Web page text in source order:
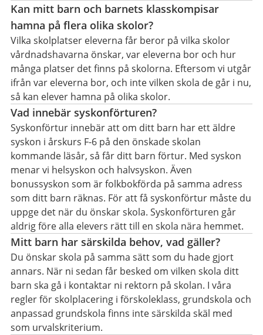
Kan mitt barn och barnets klasskompisar
hamna på flera olika skolor?
Vilka skolplatser eleverna får beror på vilka skolor
vårdnadshavarna önskar, var eleverna bor och hur
många platser det finns på skolorna. Eftersom vi utgår
ifrån var eleverna bor, och inte vilken skola de går i nu,
så kan elever hamna på olika skolor.
Vad innebär syskonförturen?
Syskonförtur innebär att om ditt barn har ett äldre
syskon i årskurs F-6 på den önskade skolan
kommande läsår, så får ditt barn förtur. Med syskon
menar vi helsyskon och halvsyskon. Även
bonussyskon som är folkbokförda på samma adress
som ditt barn räknas. För att få syskonförtur måste du
uppge det när du önskar skola. Syskonförturen går
aldrig före alla elevers rätt till en skola nära hemmet.
Mitt barn har särskilda behov, vad gäller?
Du önskar skola på samma sätt som du hade gjort
annars. När ni sedan får besked om vilken skola ditt
barn ska gå i kontaktar ni rektorn på skolan. I våra
regler för skolplacering i förskoleklass, grundskola och
anpassad grundskola finns inte särskilda skäl med
som urvalskriterium.